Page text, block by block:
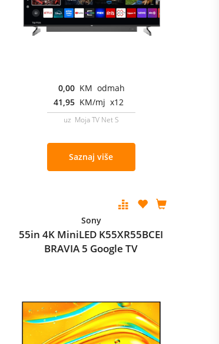
0,00 KM odmah
41,95 KM/mj x12
uz Moja TV Net S
Saznaj više
Sony
55in 4K MiniLED K55XR55BCEI
BRAVIA 5 Google TV